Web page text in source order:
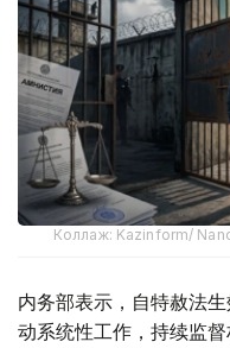
Коллаж: Kazinform/
内务部表示，自特赦法
动系统性工作，持续监